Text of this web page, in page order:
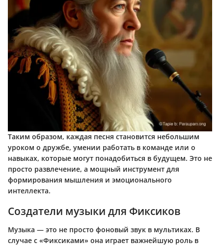
Таким образом, каждая песня становится небольшим
уроком о дружбе, умении работать в команде или о
навыках, которые могут понадобиться в будущем. Это не
просто развлечение, а мощный инструмент для
формирования мышления и эмоционального
интеллекта.
Создатели музыки для Фиксиков
Музыка — это не просто фоновый звук в мультиках. В
случае с «Фиксиками» она играет важнейшую роль в